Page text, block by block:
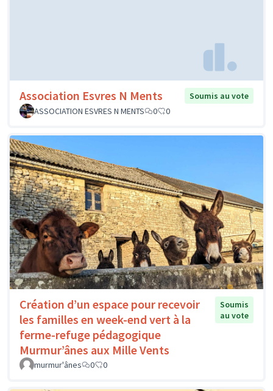
Association Esvres N Ments
Soumis au vote
ASSOCIATION ESVRES N MENTS
0 0
Création d’un espace pour recevoir
les familles en week-end vert à la
ferme-refuge pédagogique
Murmur’ânes aux Mille Vents
Soumis
au vote
murmur'ânes 0 0